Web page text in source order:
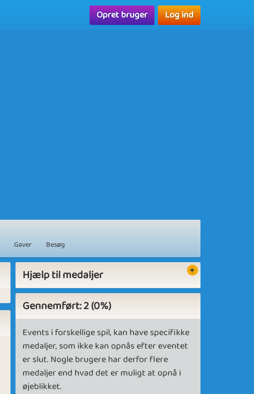
Opret bruger Log ind
Gaver Besøg
Hjælp til medaljer
Gennemført: 2 (0%)
Events i forskellige spil, kan have specifikke
medaljer, som ikke kan opnås efter eventet
er slut. Nogle brugere har derfor flere
medaljer end hvad det er muligt at opnå i
øjeblikket.